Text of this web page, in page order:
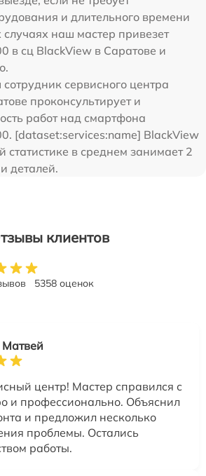
и длительного времени
случаях наш мастер привезет
в сц BlackView в Саратове и
сервисного центра
проконсультирует и
работ над смартфона
[dataset:services:name] BlackView
статистике в среднем занимает 2
деталей.
клиентов
5358 оценок
Матвей
центр! Мастер справился с
и профессионально. Объяснил
и предложил несколько
проблемы. Остались
работы.